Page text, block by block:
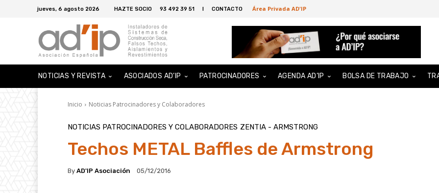
jueves, 6 agosto 2026 HAZTE SOCIO 93 492 39 51 I CONTACTO Área Privada AD'IP
NOTICIAS Y REVISTA ASOCIADOS AD’IP PATROCINADORES AGENDA AD’IP BOLSA DE TRABAJO
Inicio Noticias Patrocinadores y Colaboradores
NOTICIAS PATROCINADORES Y COLABORADORES ZENTIA - ARMSTRONG
Techos METAL Baffles de Armstrong
By AD'IP Asociación 05/12/2016